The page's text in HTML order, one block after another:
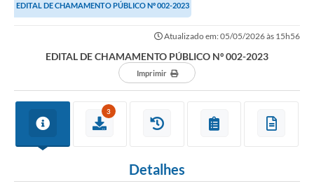
EDITAL DE CHAMAMENTO PÚBLICO Nº 002-2023
Atualizado em: 05/05/2026 às 15h56
EDITAL DE CHAMAMENTO PÚBLICO Nº 002-2023
Imprimir
3
Detalhes